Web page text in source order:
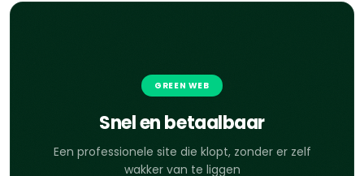
GREEN WEB
Snel en betaalbaar
Een professionele site die klopt, zonder er zelf
wakker van te liggen